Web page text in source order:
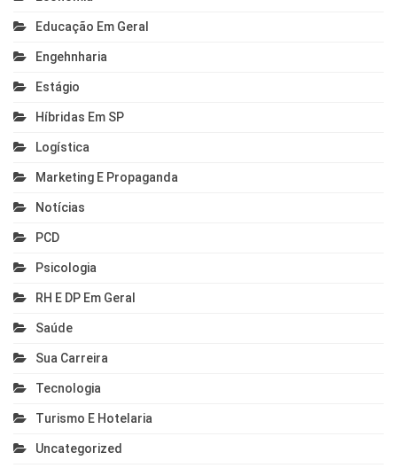
Educação Em Geral
Engehnharia
Estágio
Híbridas Em SP
Logística
Marketing E Propaganda
Notícias
PCD
Psicologia
RH E DP Em Geral
Saúde
Sua Carreira
Tecnologia
Turismo E Hotelaria
Uncategorized